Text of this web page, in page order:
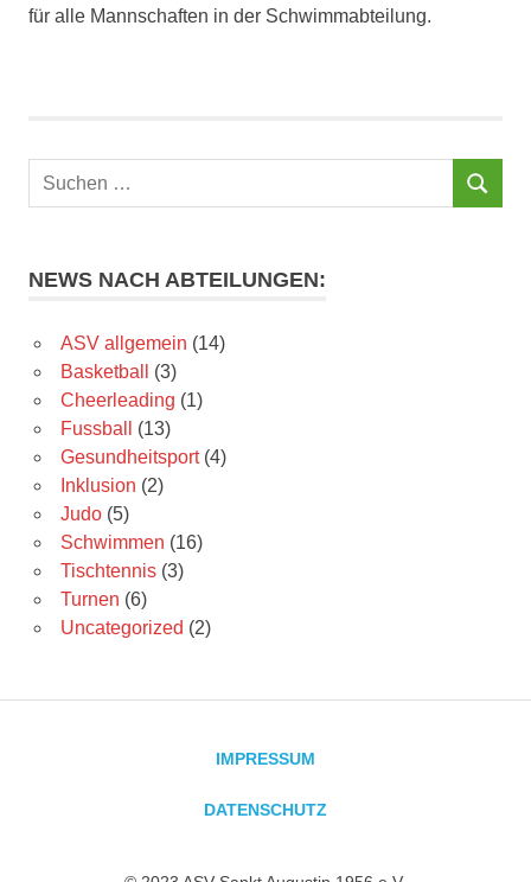
für alle Mannschaften in der Schwimmabteilung.
Suchen
SUCHEN
NEWS NACH ABTEILUNGEN:
ASV allgemein (14)
Basketball
(3)
Cheerleading (1)
Fussball
(13)
Gesundheitsport(4)
Inklusion (2)
Judo(5)
Schwimmen (16)
Tischtennis(3)
Turnen (6)
Uncategorized (2)
IMPRESSUM
DATENSCHUTZ